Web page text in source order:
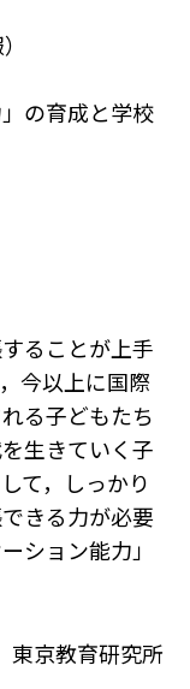
の育成と学校
ることが上手
今以上に国際
る子どもたち
生きていく子
て，しっかり
きる力が必要
ション能力」
東京教育研究所